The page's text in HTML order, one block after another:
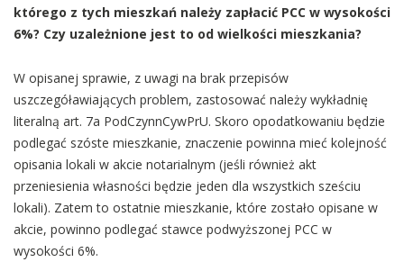
którego z tych mieszkań należy zapłacić PCC w wysokości
6%? Czy uzależnione jest to od wielkości mieszkania?
W opisanej sprawie, z uwagi na brak przepisów
uszczegóławiających problem, zastosować należy wykładnię
literalną art. 7a PodCzynnCywPrU. Skoro opodatkowaniu będzie
podlegać szóste mieszkanie, znaczenie powinna mieć kolejność
opisania lokali w akcie notarialnym (jeśli również akt
przeniesienia własności będzie jeden dla wszystkich sześciu
lokali). Zatem to ostatnie mieszkanie, które zostało opisane w
akcie, powinno podlegać stawce podwyższonej PCC w
wysokości 6%.